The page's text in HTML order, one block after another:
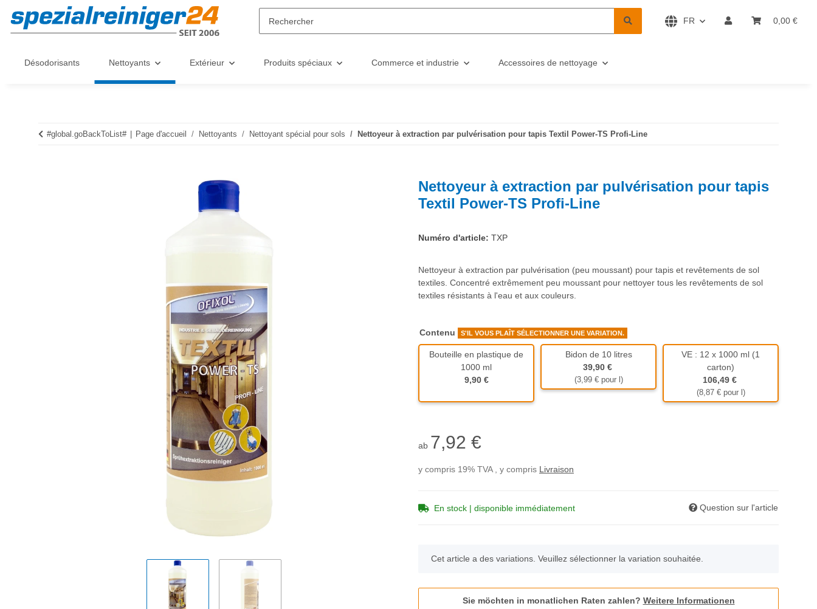
FR 0,00 €
Désodorisants Nettoyants Extérieur Produits spéciaux Commerce et industrie Accessoires de nettoyage
#global.goBackToList# Page d'accueil Nettoyants Nettoyant spécial pour sols Nettoyeur à extraction par pulvérisation pour tapis Textil Power-TS Profi-Line
Nettoyeur à extraction par pulvérisation pour tapis
Textil Power-TS Profi-Line
Numéro d'article: TXP
Nettoyeur à extraction par pulvérisation (peu moussant) pour tapis et revêtements de sol
textiles. Concentré extrêmement peu moussant pour nettoyer tous les revêtements de sol
textiles résistants à l'eau et aux couleurs.
Contenu S'IL VOUS PLAÎT SÉLECTIONNER UNE VARIATION.
Bouteille en plastique de
1000 ml
Bouteille en plastique de 1000 ml
9,90 €
Bidon de 10 litres
Bidon de 10 litres
39,90 €
(3,99 € pour l)
VE : 12 x 1000 ml (1
carton)
VE : 12 x 1000 ml (1 carton)
106,49 €
(8,87 € pour l)
ab 7,92 €
y compris 19% TVA , y compris Livraison
En stock | disponible immédiatement Question sur l'article
x
Cet article a des variations. Veuillez sélectionner la variation souhaitée.
Sie möchten in monatlichen Raten zahlen? Weitere Informationen